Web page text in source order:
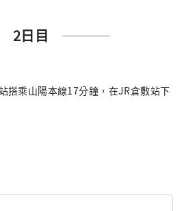
2日目
搭乘山陽本線17分鐘，在JR倉敷站下